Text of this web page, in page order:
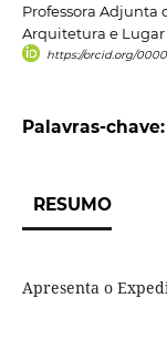
Professora Adjunta
Arquitetura e Lugar
https://orcid.org/
Palavras-chave:
RESUMO
Apresenta o